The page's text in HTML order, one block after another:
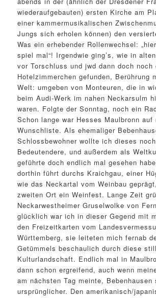
wiederaufgebauten) ersten Kirche am
einer kammermusikalischen
Jungs sich erholen können) den
Was ein erhebender Rollenwechsel:
spiel mal“! Irgendwie ging’s, wie in
vor Torschluss und jwd dann doch noch
Hotelzimmerchen gefunden, Berührung
Welt: umgeben von Monteuren, die in
beim Audi-Werk im nahen Neckarsulm
waren. Folgte der Sonntag, noch ein
Schon lange war Hesses Maulbronn auf
Wunschliste. Als ehemaliger
Schlossbewohner wollte ich dieses
Bedeutendere, und außerdem als
geführte doch endlich mal gesehen
dorthin führt durchs Kraichgau, einer
wie das Neckartal vom Weinbau
zweiten Ort ein Weinfest. Lange Zeit
Neckarwestheimer Gruselwolke von
glücklich war ich in dieser Gegend mit
den Freizeitkarten vom
Württemberg, sie leiteten mich fernab
Getümmels beschaulich durch diese
Kulturlandschaft. Endlich mal in
dann schon ergreifend, auch wenn
am nächsten Tag meinte, Bebenhausen
ursprünglicher. Den amerikanisch/